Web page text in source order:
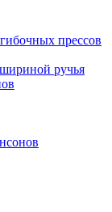
прессов
ручья